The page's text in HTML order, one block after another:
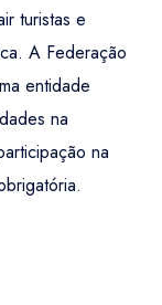
turistas e
A Federação
entidade
na
na